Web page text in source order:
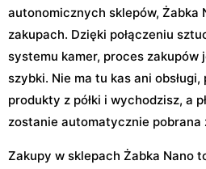
autonomicznych sklepów, Żabka
zakupach. Dzięki połączeniu
systemu kamer, proces zakupów
szybki. Nie ma tu kas ani
produkty z półki i wychodzisz, a
zostanie automatycznie pobrana
Zakupy w sklepach Żabka Nano